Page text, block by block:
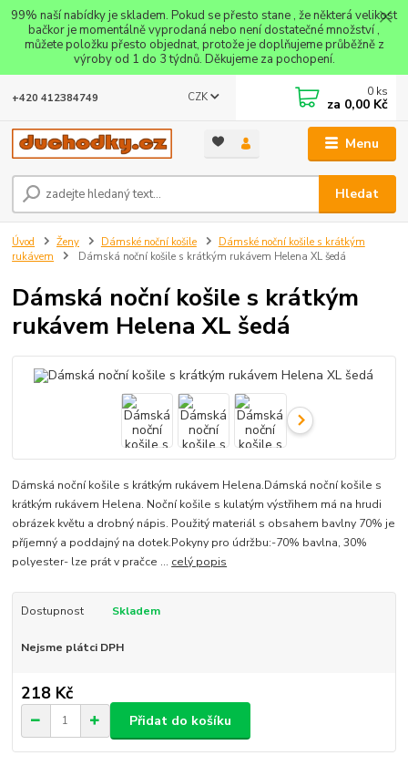
99% naší nabídky je skladem. Pokud se přesto stane , že některá velikost
bačkor je momentálně vyprodaná nebo není dostatečné množství ,
můžete položku přesto objednat, protože je doplňujeme průběžně z
výroby od 1 do 3 týdnů. Děkujeme za pochopení.
Menu
CZK
Hledat
+420 412384749 0 ks
za 0,00 Kč
Úvod Ženy Dámské noční košile
Dámské noční košile s krátkým
rukávem
Dámská noční košile s krátkým rukávem Helena XL šedá
Dámská noční košile s krátkým
rukávem Helena XL šedá
Dámská noční košile s krátkým rukávem Helena.Dámská noční košile s
krátkým rukávem Helena. Noční košile s kulatým výstřihem má na hrudi
obrázek květu a drobný nápis. Použitý materiál s obsahem bavlny 70% je
příjemný a poddajný na dotek.Pokyny pro údržbu:-70% bavlna, 30%
polyester- lze prát v pračce ... celý popis
Dostupnost Skladem
Nejsme plátci DPH
218 Kč
Přidat do košíku